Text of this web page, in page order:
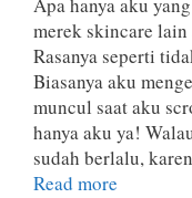
merek skincare lain
Rasanya seperti
Biasanya aku
muncul saat aku
hanya aku ya!
sudah berlalu,
Read more